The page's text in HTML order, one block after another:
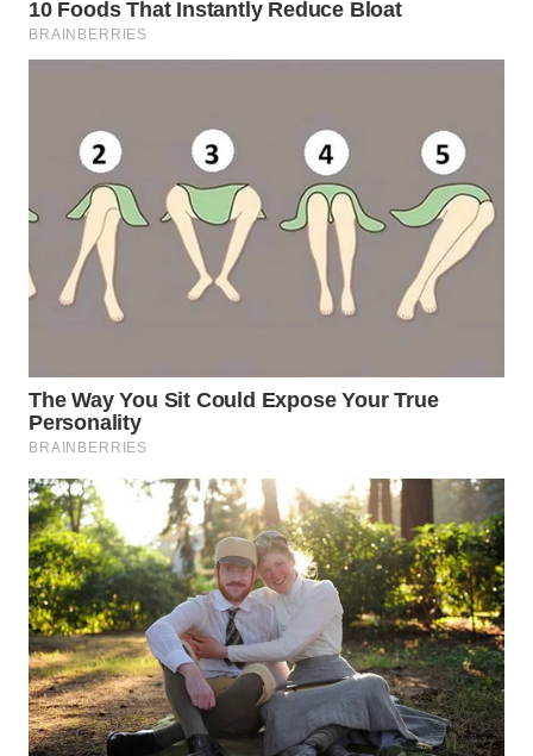
WN
SAMOSIR
PADANG
LAWAS
WN
SUMEDANG
WN
WN
KEPULAUAN
SERIBU
WN
TANGERANG
WN
BINJAI
WN
CIREBON